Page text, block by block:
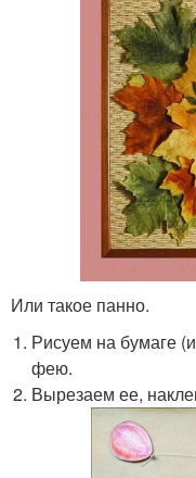
Или такое панно.
Рисуем на бумаге
фею.
Вырезаем ее,